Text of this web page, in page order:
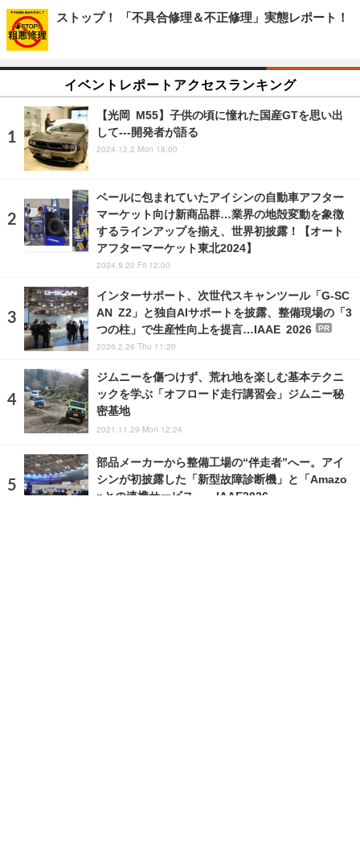
ストップ！ 「不具合修理＆不正修理」実態レポート！
イベントレポートアクセスランキング
【光岡 M55】子供の頃に憧れた国産GTを思い出
して---開発者が語る
2024.12.2 Mon 18:00
ベールに包まれていたアイシンの自動車アフター
マーケット向け新商品群…業界の地殻変動を象徴
するラインアップを揃え、世界初披露！【オート
アフターマーケット東北2024】
2024.9.20 Fri 12:00
インターサポート、次世代スキャンツール「G-SC
AN Z2」と独自AIサポートを披露、整備現場の「3
つの柱」で生産性向上を提言…IAAE 2026
PR
2026.2.26 Thu 11:20
ジムニーを傷つけず、荒れ地を楽しむ基本テクニ
ックを学ぶ「オフロード走行講習会」ジムニー秘
密基地
2021.11.29 Mon 12:24
部品メーカーから整備工場の“伴走者”へー。アイ
シンが初披露した「新型故障診断機」と「Amazo
nとの連携サービス」…IAAE2026